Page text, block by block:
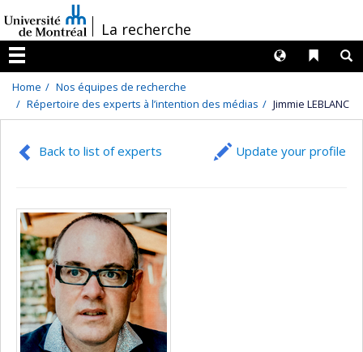
au
contenu
/La recherche
Menu
Liens
Langues
Home
Nos équipes de recherche
Répertoire des experts à l’intention des médias
Jimmie LEBLANC
Back to list of experts Update your profile